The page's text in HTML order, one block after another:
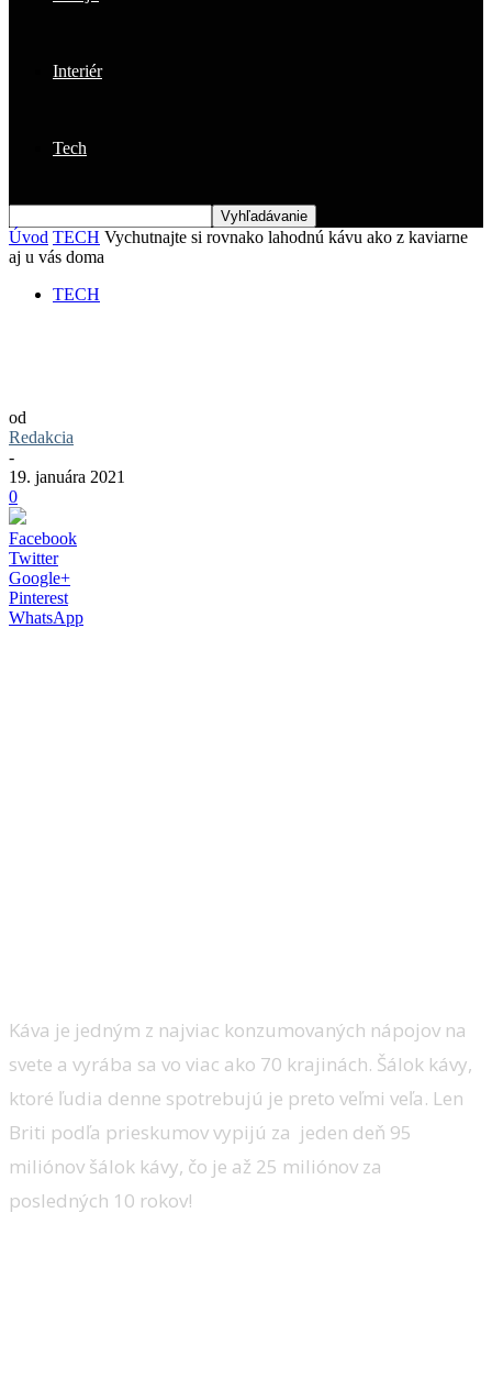
Interiér
Tech
Úvod TECH Vychutnajte si rovnako lahodnú kávu ako z kaviarne
aj u vás doma
TECH
od
Redakcia
-
19. januára 2021
0
Facebook
Twitter
Google+
Pinterest
WhatsApp
Káva je jedným z najviac konzumovaných nápojov na
svete a vyrába sa vo viac ako 70 krajinách. Šálok kávy,
ktoré ľudia denne spotrebujú je preto veľmi veľa. Len
Briti podľa prieskumov vypijú za jeden deň 95
miliónov šálok kávy, čo je až 25 miliónov za
posledných 10 rokov!